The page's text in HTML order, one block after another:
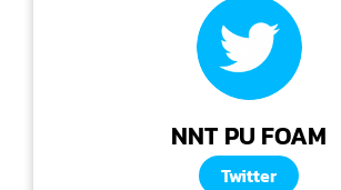
NNT PU FOAM
Twitter